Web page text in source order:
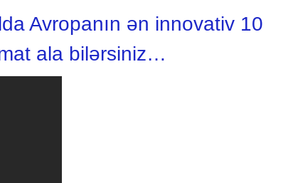
Avropanın ən innovativ 10
ala bilərsiniz…